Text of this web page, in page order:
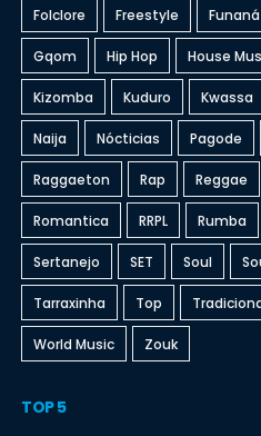
Folclore Freestyle Funaná
Gqom Hip Hop House
Kizomba Kuduro Kwassa
Naija Nócticias Pagode
Raggaeton Rap Reggae
Romantica RRPL Rumba
Sertanejo SET Soul
Tarraxinha Top
World Music Zouk
TOP 5